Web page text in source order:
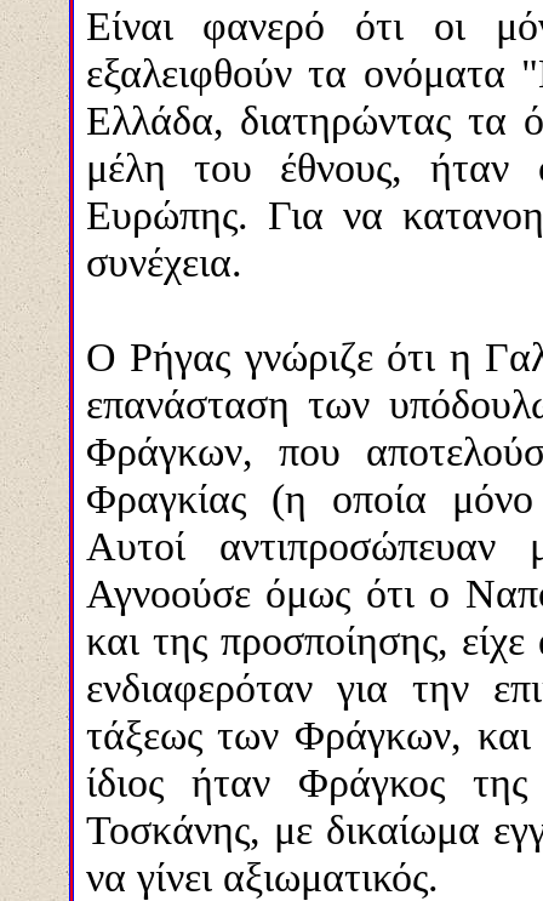
Είναι φανερό ότι οι
εξαλειφθούν τα ονόματα
Ελλάδα, διατηρώντας τα
μέλη του έθνους, ήταν
Ευρώπης. Για να
συνέχεια.
Ο Ρήγας γνώριζε ότι η
επανάσταση των
Φράγκων, που
Φραγκίας (η οποία
Αυτοί
Αγνοούσε όμως ότι ο
και της προσποίησης,
ενδιαφερόταν για την
τάξεως των Φράγκων,
ίδιος ήταν Φράγκος
Τοσκάνης, με δικαίωμα
να γίνει αξιωματικός.